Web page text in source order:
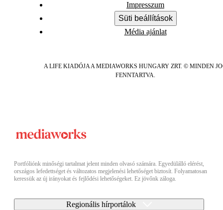
Impresszum
Süti beállítások
Média ajánlat
A LIFE KIADÓJA A MEDIAWORKS HUNGARY ZRT. © MINDEN
FENNTARTVA.
Portfóliónk minőségi tartalmat jelent minden olvasó számára. Egyedülálló elérést,
országos lefedettséget és változatos megjelenési lehetőséget biztosít. Folyamatosan
keressük az új irányokat és fejlődési lehetőségeket. Ez jövőnk záloga.
Regionális hírportálok